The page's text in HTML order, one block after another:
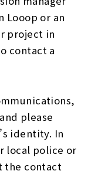
Looop or an
project in
contact a
please
identity. In
local police or
the contact